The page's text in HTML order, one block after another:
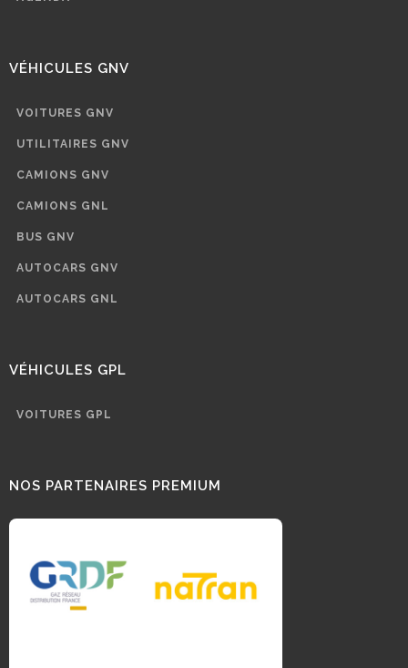
VÉHICULES GNV
VOITURES GNV
UTILITAIRES GNV
CAMIONS GNV
CAMIONS GNL
BUS GNV
AUTOCARS GNV
AUTOCARS GNL
VÉHICULES GPL
VOITURES GPL
NOS PARTENAIRES PREMIUM